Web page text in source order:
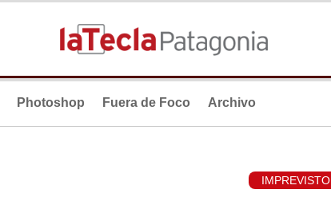
Photoshop Fuera de Foco Archivo
IMPREVISTO